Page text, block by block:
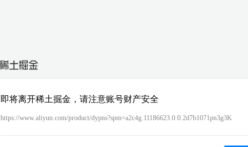
即将离开稀土掘金，请注意账号财产安全
https://www.aliyun.com/product/dypns?spm=a2c4g.11186623.0.0.2d7b1071pn3g3K